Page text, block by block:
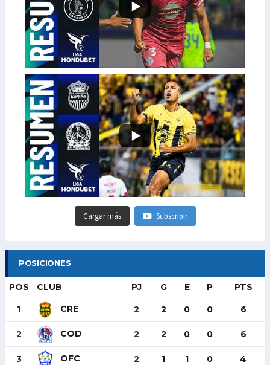
Cargar más Subscribir
POSICIONES
POS CLUB PJ G E P PTS
1 CRE 2 2 0 0 6
2 COD 2 2 0 0 6
3 OFC 2 1 1 0 4